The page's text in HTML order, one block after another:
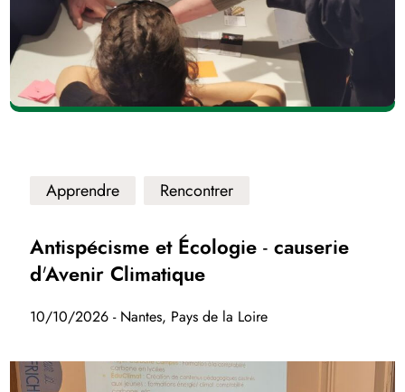
Apprendre Rencontrer
Antispécisme et Écologie - causerie
d'Avenir Climatique
10/10/2026 - Nantes, Pays de la Loire